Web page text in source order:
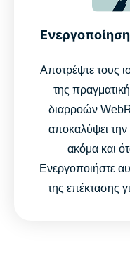
Αποτρέψτε τους
της
διαρροών
αποκαλύψει
ακόμα και
Ενεργοποιήστε
της επέκτασης